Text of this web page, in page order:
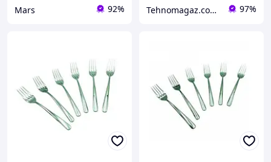
Mars 92% Tehnomagaz.com.ua - це передовий інтернет-магазин, спеціалізуючийся на продажу техніки 97%